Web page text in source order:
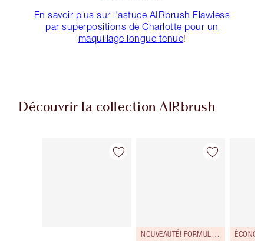
En savoir plus sur l'astuce AIRbrush Flawless
par superpositions de Charlotte pour un
maquillage longue tenue!
Découvrir la collection AIRbrush
Article 1 sur 44 Article 2 sur 44
NOUVEAUTÉ! FORMULE ZÉRO DÉFAUT